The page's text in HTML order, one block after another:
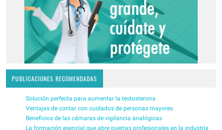
PUBLICACIONES RECOMENDADAS
Solución perfecta para aumentar la testosterona
Ventajas de contar con cuidados de personas mayores
Beneficios de las cámaras de vigilancia analógicas
La formación esencial que abre puertas profesionales en la industria